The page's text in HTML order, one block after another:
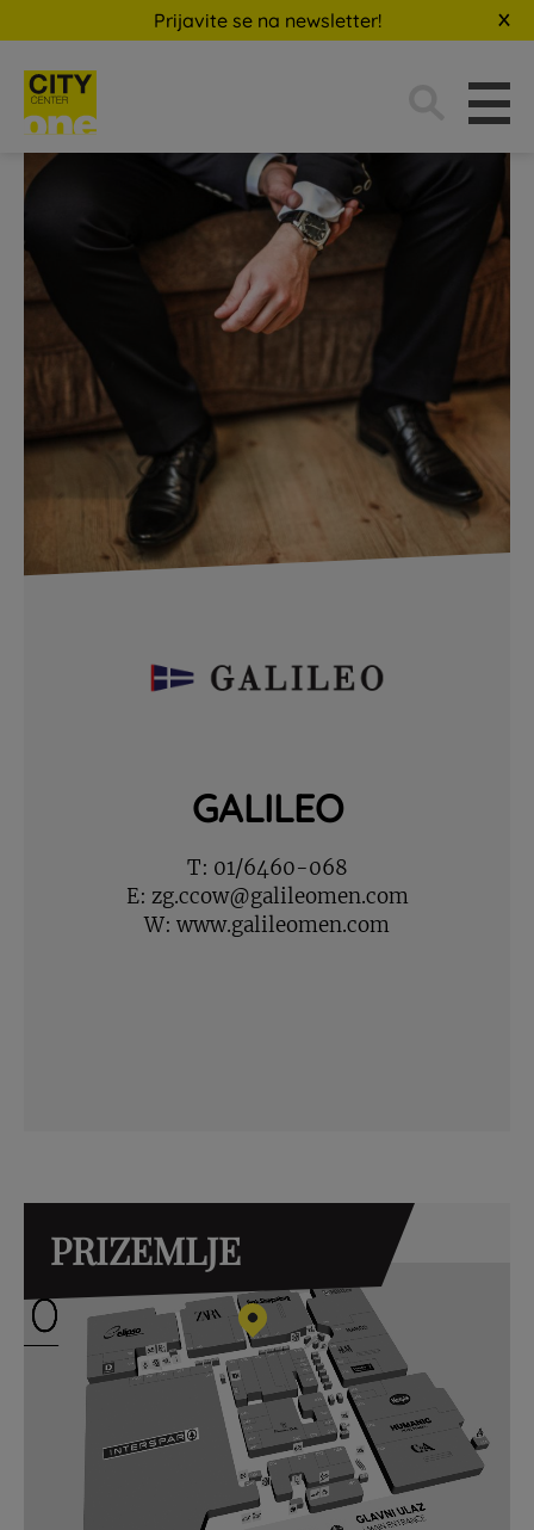
Prijavite se na newsletter!
GALILEO
T: 01/6460-068
E: zg.ccow@galileomen.com
W: www.galileomen.com
PRIZEMLJE